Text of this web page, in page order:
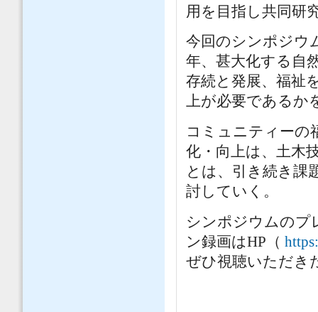
用を目指し共同研
今回のシンポジウ
年、甚大化する自
存続と発展、福祉
上が必要であるか
コミュニティーの
化・向上は、土木
とは、引き続き課
討していく。
シンポジウムのプ
ン録画はHP（
ぜひ視聴いただき